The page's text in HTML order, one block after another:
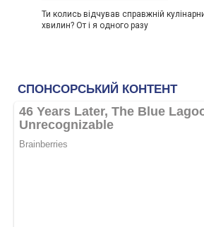
Ти колись відчував справжній
хвилин? От і я одного разу